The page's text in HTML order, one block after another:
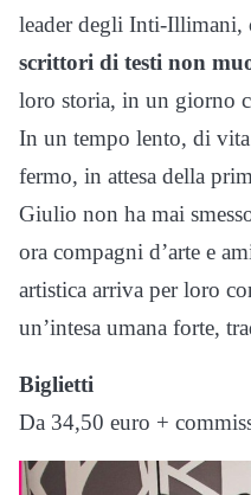
leader degli Inti-Illimani,
scrittori di testi non
loro storia, in un giorno
In un tempo lento, di
fermo, in attesa della
Giulio non ha mai
ora compagni d’arte e
artistica arriva per loro
un’intesa umana forte,
Biglietti
Da 34,50 euro +